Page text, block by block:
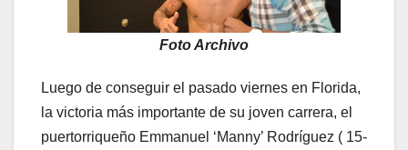
Foto Archivo
Luego de conseguir el pasado viernes en Florida,
la victoria más importante de su joven carrera, el
puertorriqueño Emmanuel ‘Manny’ Rodríguez ( 15-